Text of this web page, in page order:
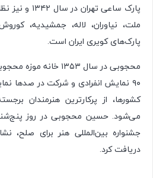
پارک ساعی
ملت، نیاوران، لاله، جمشیدیه،
پارک‌های کویری ایران است.
محجوبی در سال ۱۳۵۳
۹۰ نمایش انفرادی و شرکت در صدها
کشورها، از پرکارترین هنرمندان
جشنواره بین‌المللی هنر برای صلح،
دریافت کرد.